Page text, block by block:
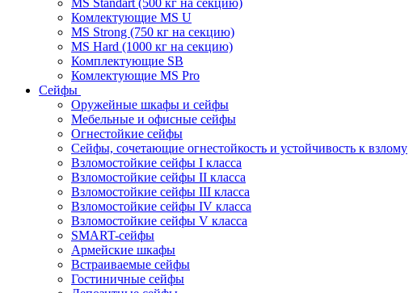
MS Standart (500 кг на секцию)
Комлектующие MS U
MS Strong (750 кг на секцию)
MS Hard (1000 кг на секцию)
Комплектующие SB
Комлектующие MS Pro
Сейфы
Оружейные шкафы и сейфы
Мебельные и офисные сейфы
Огнестойкие сейфы
Сейфы, сочетающие огнестойкость и устойчивость к взлому
Взломостойкие сейфы I класса
Взломостойкие сейфы II класса
Взломостойкие сейфы III класса
Взломостойкие сейфы IV класса
Взломостойкие сейфы V класса
SMART-сейфы
Армейские шкафы
Встраиваемые сейфы
Гостиничные сейфы